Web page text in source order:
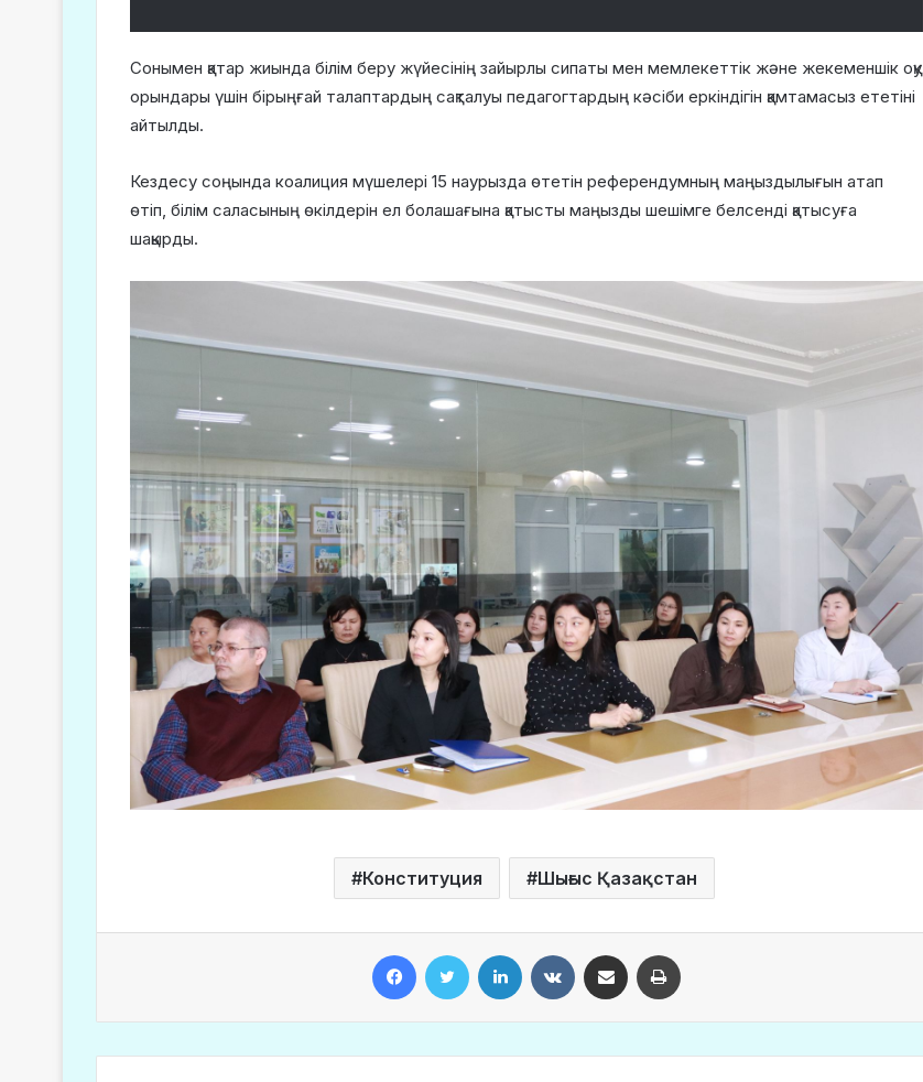
Сонымен қатар жиында білім беру жүйесінің зайырлы сипаты мен мемлекеттік және жекеменшік оқу
орындары үшін бірыңғай талаптардың сақталуы педагогтардың кәсіби еркіндігін қамтамасыз ететіні
айтылды.
Кездесу соңында коалиция мүшелері 15 наурызда өтетін референдумның маңыздылығын атап
өтіп, білім саласының өкілдерін ел болашағына қатысты маңызды шешімге белсенді қатысуға
шақырды.
Конституция Шығыс Қазақстан